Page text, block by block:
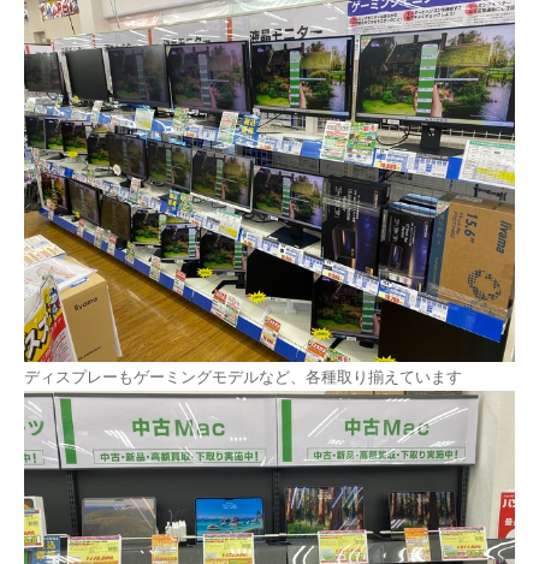
ディスプレーもゲーミングモデルなど、各種取り揃えています